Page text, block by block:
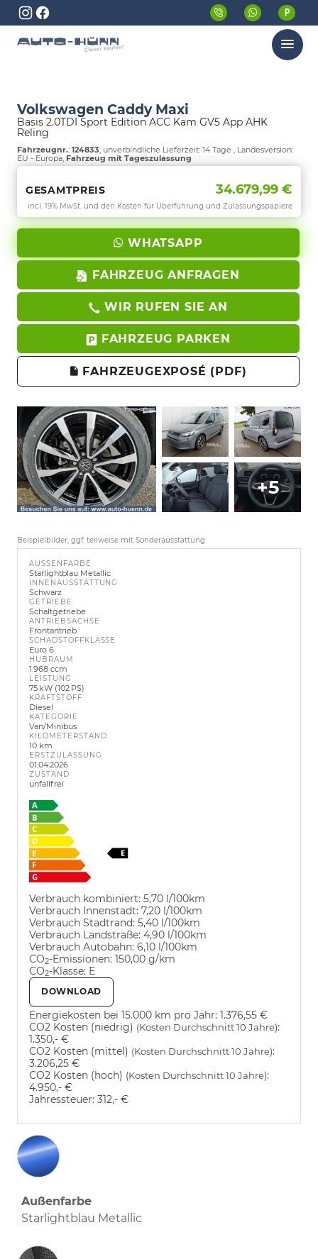
Menü
Volkswagen Caddy Maxi
Basis 2.0TDI Sport Edition ACC Kam GV5 App AHK
Reling
Fahrzeugnr.: 124833, unverbindliche Lieferzeit: 14 Tage , Landesversion:
EU - Europa, Fahrzeug mit Tageszulassung
GESAMTPREIS 34.679,99 €
incl. 19% MwSt. und den Kosten für Überführung und Zulassungspapiere
WHATSAPP
FAHRZEUG ANFRAGEN
WIR RUFEN SIE AN
FAHRZEUG PARKEN
FAHRZEUGEXPOSÉ (PDF)
+5
Beispielbilder, ggf. teilweise mit Sonderausstattung
AUSSENFARBE
Starlightblau Metallic
INNENAUSSTATTUNG
Schwarz
GETRIEBE
Schaltgetriebe
ANTRIEBSACHSE
Frontantrieb
SCHADSTOFFKLASSE
Euro 6
HUBRAUM
1.968 ccm
LEISTUNG
75 kW (102 PS)
KRAFTSTOFF
Diesel
KATEGORIE
Van/Minibus
KILOMETERSTAND
10 km
ERSTZULASSUNG
01.04.2026
ZUSTAND
unfallfrei
Verbrauch kombiniert: 5,70 l/100km
Verbrauch Innenstadt: 7,20 l/100km
Verbrauch Stadtrand: 5,40 l/100km
Verbrauch Landstraße: 4,90 l/100km
Verbrauch Autobahn: 6,10 l/100km
CO2-Emissionen: 150,00 g/km
CO2-Klasse: E
DOWNLOAD
Energiekosten bei 15.000 km pro Jahr: 1.376,55 €
CO2 Kosten (niedrig) (Kosten Durchschnitt 10 Jahre):
1.350,- €
CO2 Kosten (mittel) (Kosten Durchschnitt 10 Jahre):
3.206,25 €
CO2 Kosten (hoch) (Kosten Durchschnitt 10 Jahre):
4.950,- €
Jahressteuer: 312,- €
Außenfarbe
Starlightblau Metallic
Innenausstattung